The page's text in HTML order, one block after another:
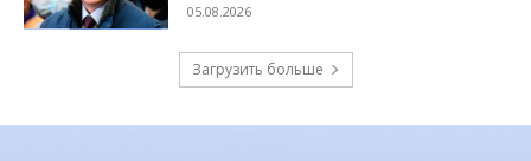
05.08.2026
Загрузить больше